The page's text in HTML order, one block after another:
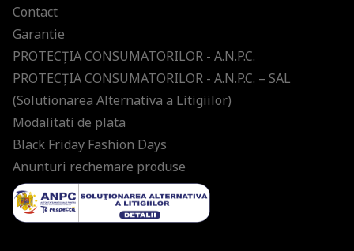
Contact
Garantie
PROTECŢIA CONSUMATORILOR - A.N.P.C.
PROTECŢIA CONSUMATORILOR - A.N.P.C. – SAL
(Solutionarea Alternativa a Litigiilor)
Modalitati de plata
Black Friday Fashion Days
Anunturi rechemare produse